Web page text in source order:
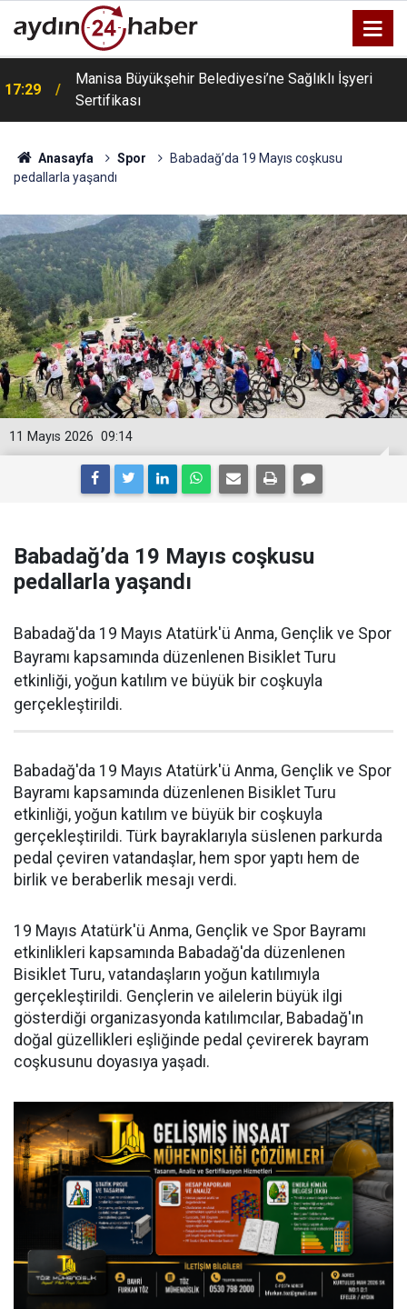
17:29
Manisa Büyükşehir Belediyesi’ne Sağlıklı İşyeri
Sertifikası
Anasayfa Spor
Babadağ’da 19 Mayıs coşkusu
pedallarla yaşandı
09:14
11 Mayıs 2026
Babadağ’da 19 Mayıs coşkusu
pedallarla yaşandı
Babadağ'da 19 Mayıs Atatürk'ü Anma, Gençlik ve Spor
Bayramı kapsamında düzenlenen Bisiklet Turu
etkinliği, yoğun katılım ve büyük bir coşkuyla
gerçekleştirildi.
Babadağ'da 19 Mayıs Atatürk'ü Anma, Gençlik ve Spor
Bayramı kapsamında düzenlenen Bisiklet Turu
etkinliği, yoğun katılım ve büyük bir coşkuyla
gerçekleştirildi. Türk bayraklarıyla süslenen parkurda
pedal çeviren vatandaşlar, hem spor yaptı hem de
birlik ve beraberlik mesajı verdi.
19 Mayıs Atatürk'ü Anma, Gençlik ve Spor Bayramı
etkinlikleri kapsamında Babadağ'da düzenlenen
Bisiklet Turu, vatandaşların yoğun katılımıyla
gerçekleştirildi. Gençlerin ve ailelerin büyük ilgi
gösterdiği organizasyonda katılımcılar, Babadağ'ın
doğal güzellikleri eşliğinde pedal çevirerek bayram
coşkusunu doyasıya yaşadı.